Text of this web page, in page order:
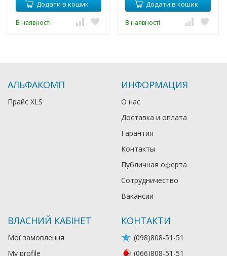
Додати в кошик
В наявності
Додати в кошик
В наявності
АЛЬФАКОМП
Прайс XLS
ИНФОРМАЦИЯ
О нас
Доставка и оплата
Гарантия
Контакты
Публичная оферта
Сотрудничество
Вакансии
ВЛАСНИЙ КАБІНЕТ
Мої замовлення
My profile
КОНТАКТИ
(098)808-51-51
(066)808-51-51